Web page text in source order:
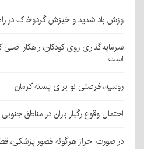
وزش باد شدید و خیزش گردوخاک در
سرمایه‌گذاری روی کودکان، راهکار
است
روسیه، فرصتی نو برای پسته کرمان
احتمال وقوع رگبار باران در مناطق
در صورت احراز هرگونه قصور پزشکی،